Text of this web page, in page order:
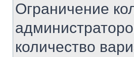
Ограничение
количество